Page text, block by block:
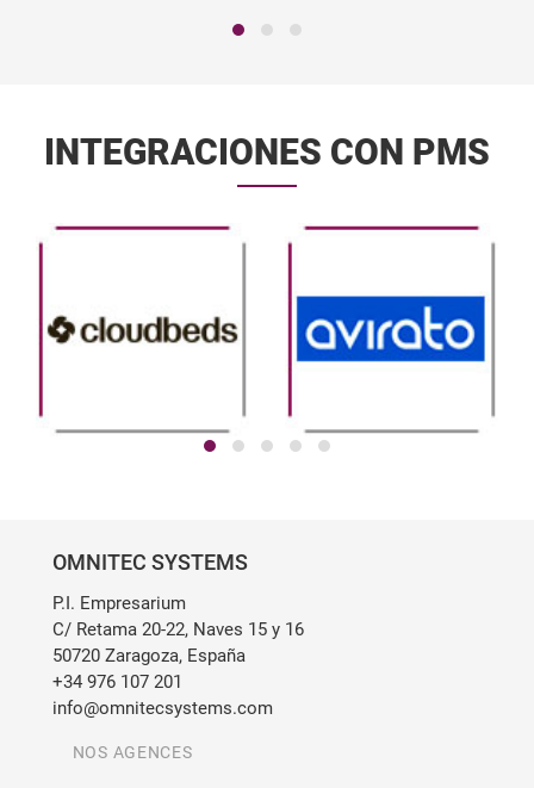
INTEGRACIONES CON PMS
OMNITEC SYSTEMS
P.I. Empresarium
C/ Retama 20-22, Naves 15 y 16
50720 Zaragoza, España
+34 976 107 201
info@omnitecsystems.com
NOS AGENCES